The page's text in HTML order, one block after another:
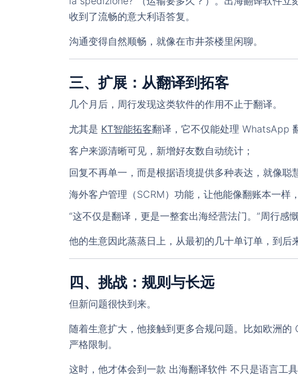
收到了流畅的意大利语答复。
沟通变得自然顺畅，就像在市井茶楼里闲聊。
三、扩展：从翻译到拓客
几个月后，周行发现这类软件的作用不止于翻译。
尤其是 KT智能拓客翻译 ，它不仅能处理 WhatsApp
客户来源清晰可见，新增好友数自动统计；
回复不再单一，而是根据语境提供多种表达，就像聪
海外客户管理（SCRM）功能，让他能像翻账本一样
“这不仅是翻译，更是一整套出海经营法门。”周行感慨
他的生意因此蒸蒸日上，从最初的几十单订单，到后
四、挑战：规则与长远
但新问题很快到来。
随着生意扩大，他接触到更多合规问题。比如欧洲
严格限制。
这时，他才体会到一款 出海翻译软件 不只是语言工
欢
注意
下载